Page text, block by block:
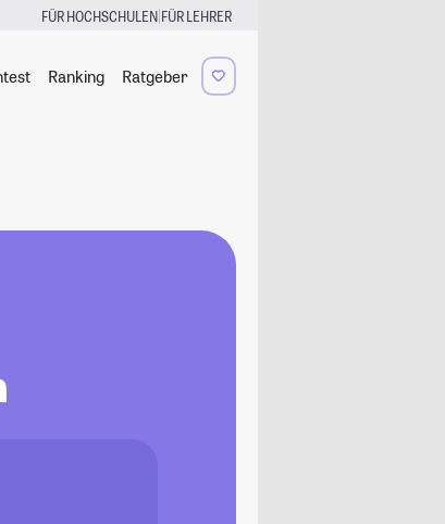
FÜR HOCHSCHULEN|FÜR LEHRER
Ranking Ratgeber